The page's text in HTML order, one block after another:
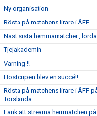
Ny organisation
Rösta på matchens lirare i ÄFF
Näst sista hemmamatchen,
Tjejakademin
Varning !!
Höstcupen blev en succé!!
Rösta på matchens lirare i ÄFF
Torslanda.
Länk att streama herrmatchen